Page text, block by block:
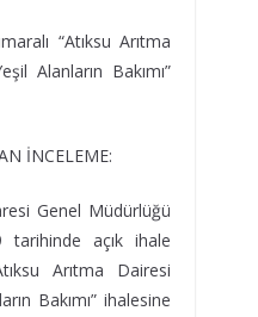
“Atıksu Arıtma
Alanların Bakımı”
İNCELEME:
Genel Müdürlüğü
tarihinde açık ihale
Arıtma Dairesi
Bakımı” ihalesine